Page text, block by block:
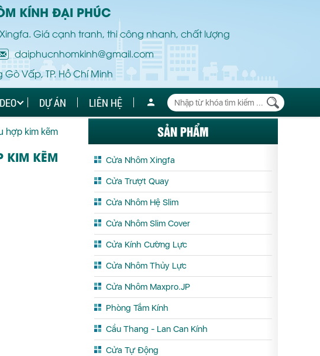
KÍNH ĐẠI PHÚC
Giá cạnh tranh, thi công nhanh, chất lượng
daiphucnhomkinh@gmail.com
Vấp, TP. Hồ Chí Minh
DỰ ÁN LIÊN HỆ
hợp kim kẽm
KIM KẼM
SẢN PHẨM
Cửa Nhôm Xingfa
Cửa Trượt Quay
Cửa Nhôm Hệ Slim
Cửa Nhôm Slim Cover
Cửa Kính Cường Lực
Cửa Nhôm Thủy Lực
Cửa Nhôm Maxpro.JP
Phòng Tắm Kính
Cầu Thang - Lan Can Kính
Cửa Tự Động